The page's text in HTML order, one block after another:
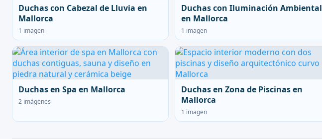
Duchas con Cabezal de Lluvia en
Mallorca
1 imagen
Duchas con Iluminación Ambiental
en Mallorca
1 imagen
Duchas en Spa en Mallorca
2 imágenes
Duchas en Zona de Piscinas en
Mallorca
1 imagen